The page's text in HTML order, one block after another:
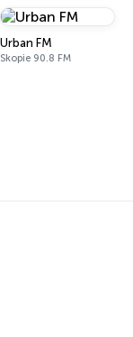
Urban FM
Skopie 90.8 FM